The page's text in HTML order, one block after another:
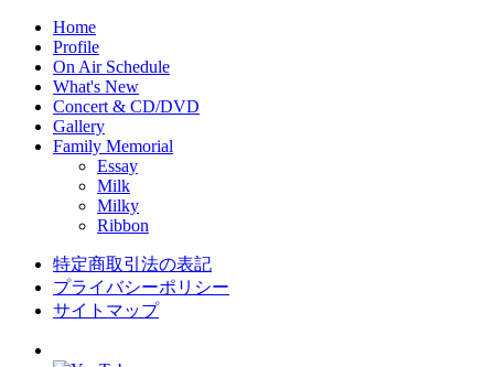
Home
Profile
On Air Schedule
What's New
Concert & CD/DVD
Gallery
Family Memorial
Essay
Milk
Milky
Ribbon
特定商取引法の表記
プライバシーポリシー
サイトマップ